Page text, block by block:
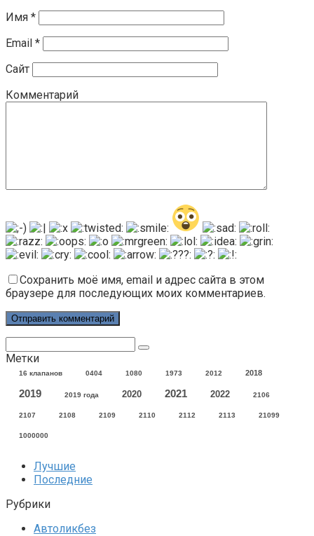
Имя *
Email *
Сайт
Комментарий
Сохранить моё имя, email и адрес сайта в этом
браузере для последующих моих комментариев.
Метки
16 клапанов 0404 1080 1973 2012 2018
2019 2019 года 2020 2021 2022 2106
2107 2108 2109 2110 2112 2113 21099
1000000
Лучшие
Последние
Рубрики
Автоликбез